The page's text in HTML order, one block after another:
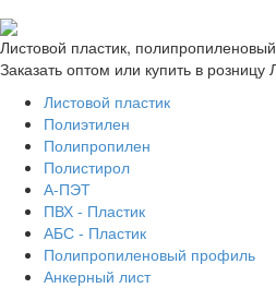
Листовой пластик,
Заказать оптом или купить в розницу
Листовой пластик
Полиэтилен
Полипропилен
Полистирол
А-ПЭТ
ПВХ - Пластик
АБС - Пластик
Полипропиленовый профиль
Анкерный лист